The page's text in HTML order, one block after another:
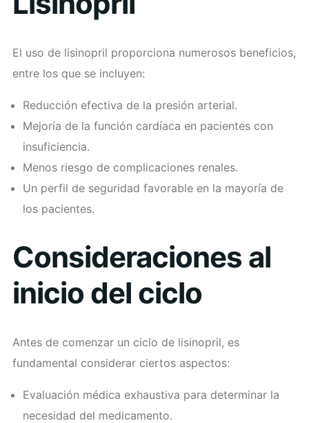
El uso de lisinopril proporciona numerosos beneficios,
entre los que se incluyen:
Reducción efectiva de la presión arterial.
Mejoría de la función cardíaca en pacientes con
insuficiencia.
Menos riesgo de complicaciones renales.
Un perfil de seguridad favorable en la mayoría de
los pacientes.
Consideraciones al
inicio del ciclo
Antes de comenzar un ciclo de lisinopril, es
fundamental considerar ciertos aspectos:
Evaluación médica exhaustiva para determinar la
necesidad del medicamento.